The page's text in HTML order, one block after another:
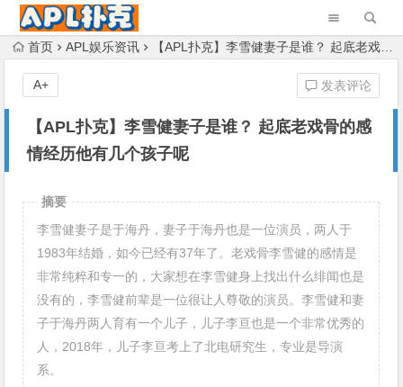
首页 APL娱乐资讯 【APL扑克】李雪健妻子是谁？ 起底老戏骨的感情经历他有几个孩子呢
【APL扑克】李雪健妻子是谁？ 起底老戏骨的感
情经历他有几个孩子呢
发表评论
A+
摘要
李雪健妻子是于海丹，妻子于海丹也是一位演员，两人于
1983年结婚，如今已经有37年了。老戏骨李雪健的感情是
非常纯粹和专一的，大家想在李雪健身上找出什么绯闻也是
没有的，李雪健前辈是一位很让人尊敬的演员。李雪健和妻
子于海丹两人育有一个儿子，儿子李亘也是一个非常优秀的
人，2018年，儿子李亘考上了北电研究生，专业是导演
系。